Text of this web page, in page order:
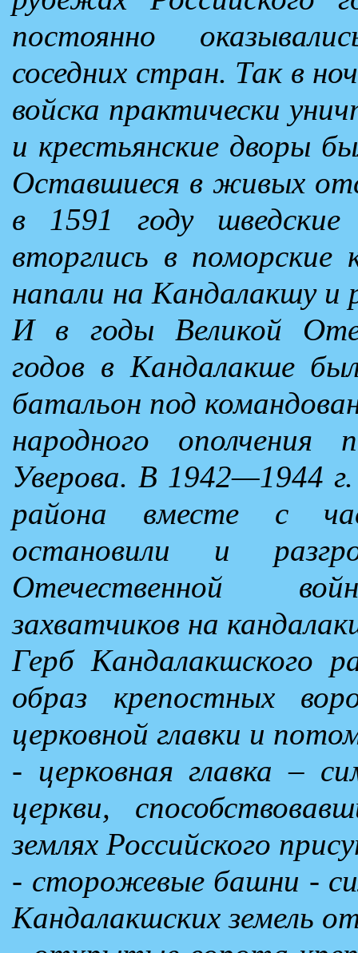
постоянно
соседних стран. Так в
войска практически
и крестьянские дворы
Оставшиеся в живых
в 1591 году
вторглись в
напали на Кандалакшу и
И в годы Великой
годов в Кандалакше
батальон под
народного
Уверова. В 1942—1944
района вместе с
остановили и
Отечественной
захватчиков на
Герб Кандалакшского
образ крепостных
церковной главки и
- церковная главка –
церкви,
землях Российского
- сторожевые башни -
Кандалакшских земель